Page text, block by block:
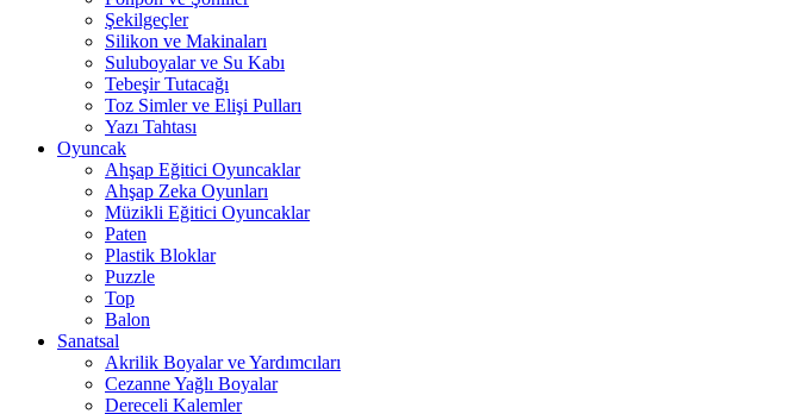
Şekilgeçler
Silikon ve Makinaları
Suluboyalar ve Su Kabı
Tebeşir Tutacağı
Toz Simler ve Elişi Pulları
Yazı Tahtası
Oyuncak
Ahşap Eğitici Oyuncaklar
Ahşap Zeka Oyunları
Müzikli Eğitici Oyuncaklar
Paten
Plastik Bloklar
Puzzle
Top
Balon
Sanatsal
Akrilik Boyalar ve Yardımcıları
Cezanne Yağlı Boyalar
Dereceli Kalemler